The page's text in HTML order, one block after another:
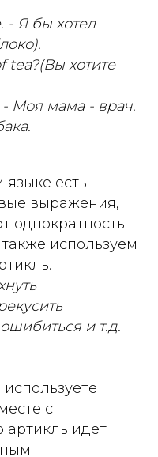
- Я бы хотел
tea?(Вы хотите
Моя мама - врач.
есть
выражения,
однократность
используем
и т.д.
с
артикль идет